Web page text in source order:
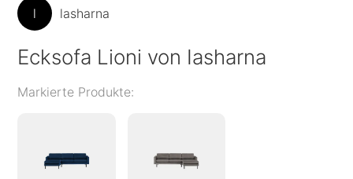
l lasharna
Ecksofa Lioni von Iasharna
Markierte Produkte: